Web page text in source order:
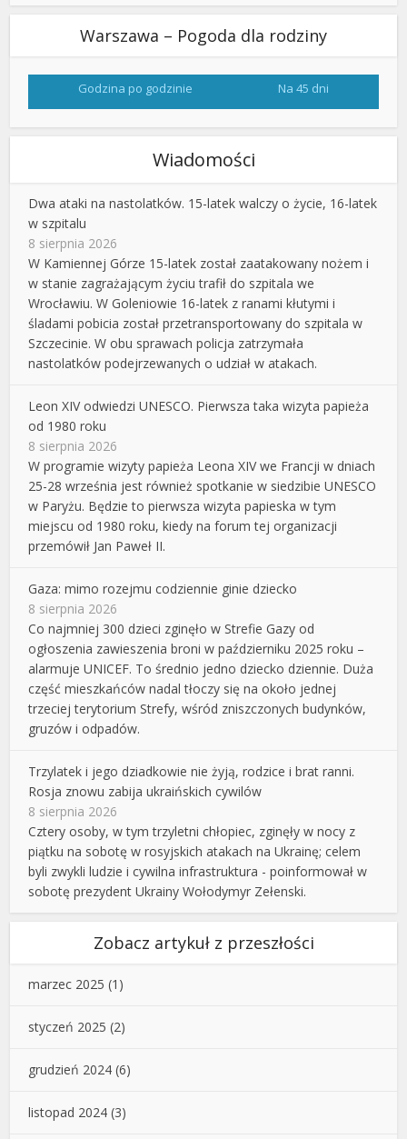
Warszawa – Pogoda dla rodziny
Godzina po godzinie Na 45 dni
Wiadomości
Dwa ataki na nastolatków. 15-latek walczy o życie, 16-latek
w szpitalu
8 sierpnia 2026
W Kamiennej Górze 15-latek został zaatakowany nożem i
w stanie zagrażającym życiu trafił do szpitala we
Wrocławiu. W Goleniowie 16-latek z ranami kłutymi i
śladami pobicia został przetransportowany do szpitala w
Szczecinie. W obu sprawach policja zatrzymała
nastolatków podejrzewanych o udział w atakach.
Leon XIV odwiedzi UNESCO. Pierwsza taka wizyta papieża
od 1980 roku
8 sierpnia 2026
W programie wizyty papieża Leona XIV we Francji w dniach
25-28 września jest również spotkanie w siedzibie UNESCO
w Paryżu. Będzie to pierwsza wizyta papieska w tym
miejscu od 1980 roku, kiedy na forum tej organizacji
przemówił Jan Paweł II.
Gaza: mimo rozejmu codziennie ginie dziecko
8 sierpnia 2026
Co najmniej 300 dzieci zginęło w Strefie Gazy od
ogłoszenia zawieszenia broni w październiku 2025 roku –
alarmuje UNICEF. To średnio jedno dziecko dziennie. Duża
część mieszkańców nadal tłoczy się na około jednej
trzeciej terytorium Strefy, wśród zniszczonych budynków,
gruzów i odpadów.
Trzylatek i jego dziadkowie nie żyją, rodzice i brat ranni.
Rosja znowu zabija ukraińskich cywilów
8 sierpnia 2026
Cztery osoby, w tym trzyletni chłopiec, zginęły w nocy z
piątku na sobotę w rosyjskich atakach na Ukrainę; celem
byli zwykli ludzie i cywilna infrastruktura - poinformował w
sobotę prezydent Ukrainy Wołodymyr Zełenski.
Zobacz artykuł z przeszłości
marzec 2025 (1)
styczeń 2025 (2)
grudzień 2024 (6)
listopad 2024 (3)